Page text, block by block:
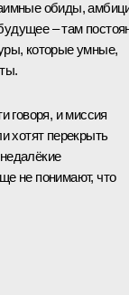
обиды,
– там
которые умные,
говоря, и миссия
хотят перекрыть
не понимают, что